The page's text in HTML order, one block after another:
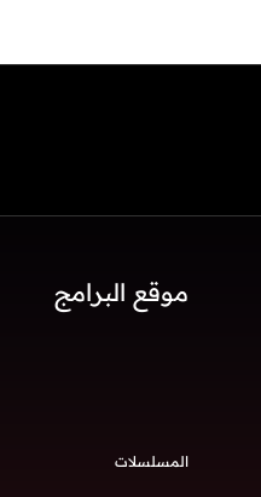
موقع البرامج
المسلسلات